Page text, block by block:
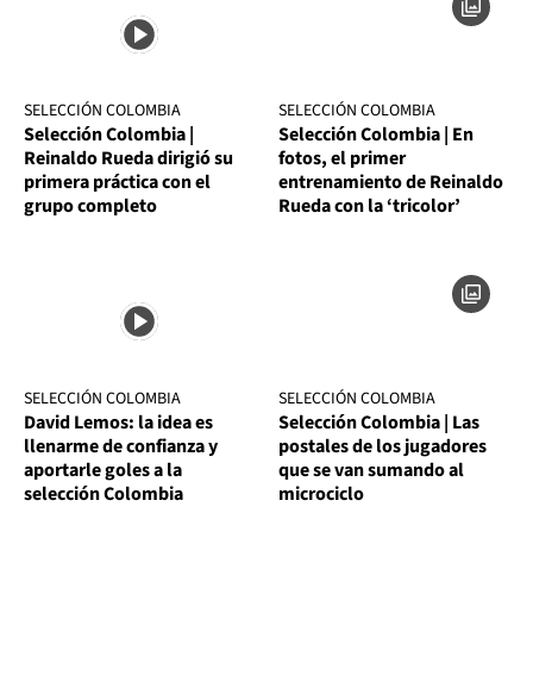
SELECCIÓN COLOMBIA
Selección Colombia |
Reinaldo Rueda dirigió su
primera práctica con el
grupo completo
SELECCIÓN COLOMBIA
Selección Colombia | En
fotos, el primer
entrenamiento de Reinaldo
Rueda con la ‘tricolor’
SELECCIÓN COLOMBIA
David Lemos: la idea es
llenarme de confianza y
aportarle goles a la
selección Colombia
SELECCIÓN COLOMBIA
Selección Colombia | Las
postales de los jugadores
que se van sumando al
microciclo